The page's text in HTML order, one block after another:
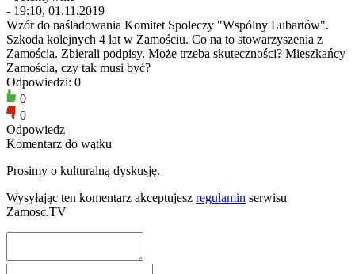
- 19:10, 01.11.2019
Wzór do naśladowania Komitet Społeczy "Wspólny Lubartów".
Szkoda kolejnych 4 lat w Zamościu. Co na to stowarzyszenia z
Zamościa. Zbierali podpisy. Może trzeba skuteczności? Mieszkańcy
Zamościa, czy tak musi być?
Odpowiedzi: 0
0
0
Odpowiedz
Komentarz do wątku
Prosimy o kulturalną dyskusję.
Wysyłając ten komentarz akceptujesz regulamin serwisu
Zamosc.TV